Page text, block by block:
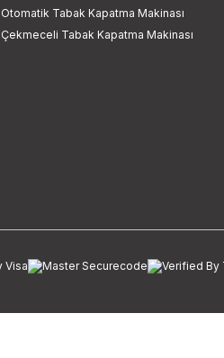
Otomatik Tabak Kapatma Makinası
Çekmeceli Tabak Kapatma Makinası